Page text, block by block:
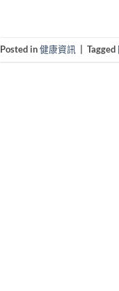
Posted in健康資訊 Tagged